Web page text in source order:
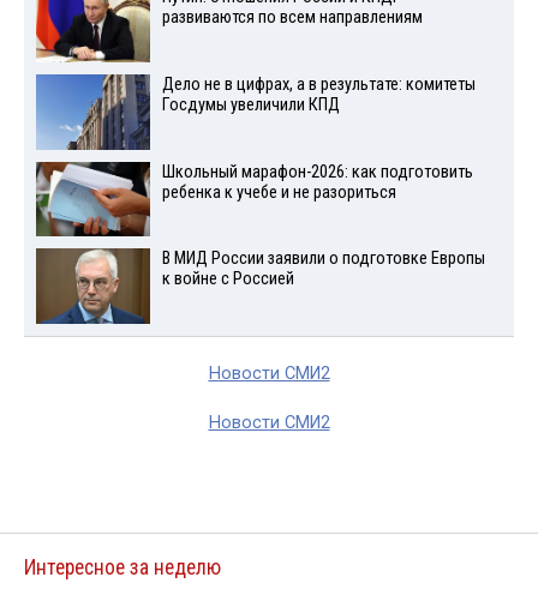
развиваются по всем направлениям
Дело не в цифрах, а в результате: комитеты
Госдумы увеличили КПД
Школьный марафон-2026: как подготовить
ребенка к учебе и не разориться
В МИД России заявили о подготовке Европы
к войне с Россией
Новости СМИ2
Новости СМИ2
Интересное за неделю